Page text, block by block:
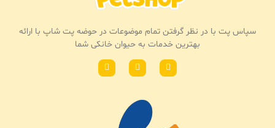
سپاس پت با در نظر گرفتن تمام موضوعات در حوضه پت شاپ با ارائه
بهترین خدمات به حیوان خانکی شما